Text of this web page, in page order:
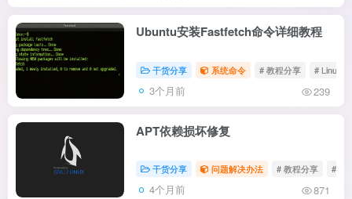
Ubuntu安装Fastfetch命令详细教程
干货分享 系统命令 # 教程分享 # Linux
3个月前 239
APT依赖损坏修复
干货分享 问题解决办法 # 教程分享 #
4个月前 871